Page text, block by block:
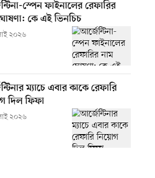
স্পেন ফাইনালের রেফারির
কে এই ভিনচিচ
২০২৬
ম্যাচে এবার কাকে রেফারি
দিল ফিফা
২০২৬